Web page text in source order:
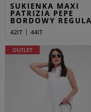
SUKIENKA MAXI
PATRIZIA PEPE
BORDOWY
42IT 44IT
OUTLET